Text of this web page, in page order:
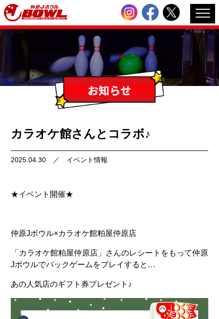
カラオケ館さんとコラボ♪
2025.04.30 ／ イベント情報
★イベント開催★
仲原Jボウル×カラオケ館粕屋仲原店
「カラオケ館粕屋仲原店」さんのレシートをもって仲原
Jボウルでパックゲームをプレイすると…
あの人気店のギフト券プレゼント♪